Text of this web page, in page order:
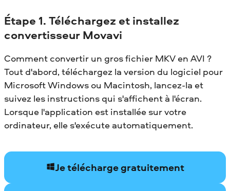
Étape 1. Téléchargez et installez
convertisseur Movavi
Comment convertir un gros fichier MKV en AVI ?
Tout d'abord, téléchargez la version du logiciel pour
Microsoft Windows ou Macintosh, lancez-la et
suivez les instructions qui s'affichent à l'écran.
Lorsque l'application est installée sur votre
ordinateur, elle s'exécute automatiquement.
Je télécharge gratuitement